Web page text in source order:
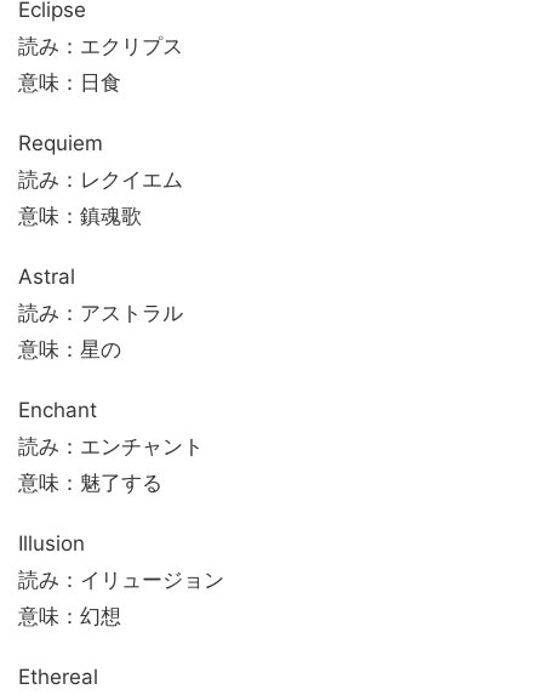
Eclipse
読み：エクリプス
意味：日食
Requiem
読み：レクイエム
意味：鎮魂歌
Astral
読み：アストラル
意味：星の
Enchant
読み：エンチャント
意味：魅了する
Illusion
読み：イリュージョン
意味：幻想
Ethereal